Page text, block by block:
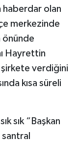
haberdar olan
merkezinde
önünde
Hayrettin
şirkete verdiğini
kısa süreli
sık “Başkan